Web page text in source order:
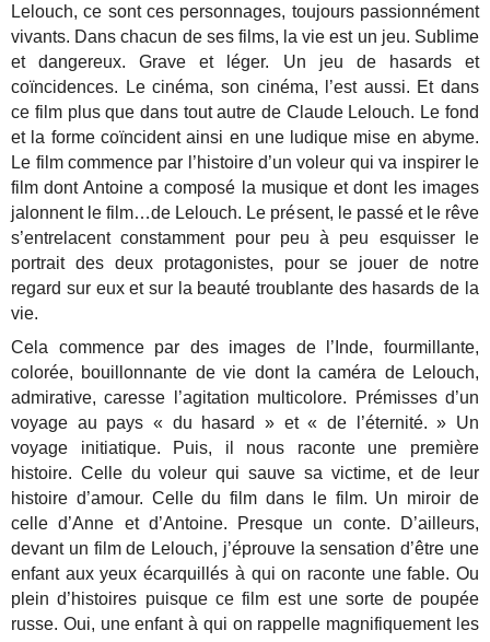
Lelouch, ce sont ces personnages, toujours passionnément
vivants. Dans chacun de ses films, la vie est un jeu. Sublime
et dangereux. Grave et léger. Un jeu de hasards et
coïncidences. Le cinéma, son cinéma, l’est aussi. Et dans
ce film plus que dans tout autre de Claude Lelouch. Le fond
et la forme coïncident ainsi en une ludique mise en abyme.
Le film commence par l’histoire d’un voleur qui va inspirer le
film dont Antoine a composé la musique et dont les images
jalonnent le film…de Lelouch. Le présent, le passé et le rêve
s’entrelacent constamment pour peu à peu esquisser le
portrait des deux protagonistes, pour se jouer de notre
regard sur eux et sur la beauté troublante des hasards de la
vie.
Cela commence par des images de l’Inde, fourmillante,
colorée, bouillonnante de vie dont la caméra de Lelouch,
admirative, caresse l’agitation multicolore. Prémisses d’un
voyage au pays « du hasard » et « de l’éternité. » Un
voyage initiatique. Puis, il nous raconte une première
histoire. Celle du voleur qui sauve sa victime, et de leur
histoire d’amour. Celle du film dans le film. Un miroir de
celle d’Anne et d’Antoine. Presque un conte. D’ailleurs,
devant un film de Lelouch, j’éprouve la sensation d’être une
enfant aux yeux écarquillés à qui on raconte une fable. Ou
plein d’histoires puisque ce film est une sorte de poupée
russe. Oui, une enfant à qui on rappelle magnifiquement les